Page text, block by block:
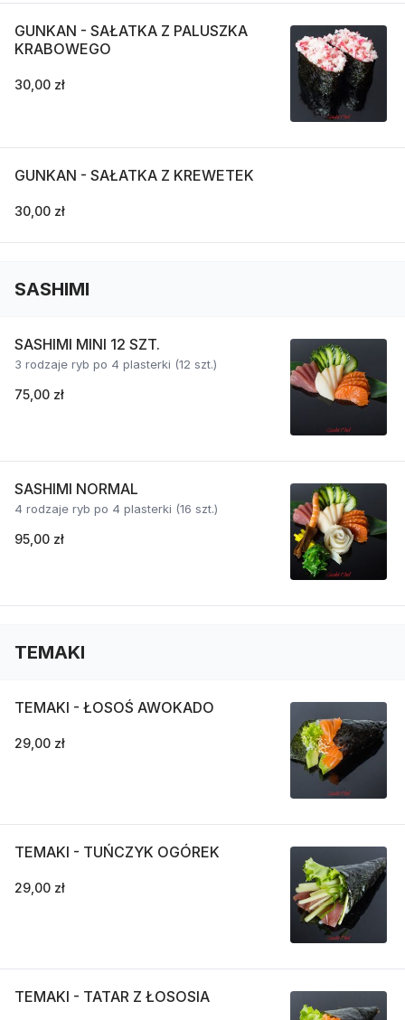
GUNKAN - SAŁATKA Z PALUSZKA
KRABOWEGO
30,00 zł
GUNKAN - SAŁATKA Z KREWETEK
30,00 zł
SASHIMI
SASHIMI MINI 12 SZT.
3 rodzaje ryb po 4 plasterki (12 szt.)
75,00 zł
SASHIMI NORMAL
4 rodzaje ryb po 4 plasterki (16 szt.)
95,00 zł
TEMAKI
TEMAKI - ŁOSOŚ AWOKADO
29,00 zł
TEMAKI - TUŃCZYK OGÓREK
29,00 zł
TEMAKI - TATAR Z ŁOSOSIA